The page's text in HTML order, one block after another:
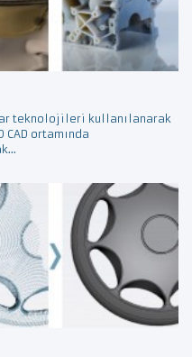
teknolojileri kullanılanarak
ortamında